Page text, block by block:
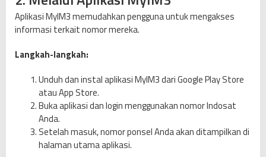
Aplikasi MyIM3 memudahkan pengguna untuk mengakses
informasi terkait nomor mereka.
Langkah-langkah:
Unduh dan instal aplikasi MyIM3 dari Google Play Store
atau App Store.
Buka aplikasi dan login menggunakan nomor Indosat
Anda.
Setelah masuk, nomor ponsel Anda akan ditampilkan di
halaman utama aplikasi.